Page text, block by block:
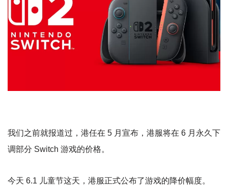
我们之前就报道过，港任在 5 月宣布，港服将在 6 月永久下
调部分 Switch 游戏的价格。
今天 6.1 儿童节这天，港服正式公布了游戏的降价幅度。